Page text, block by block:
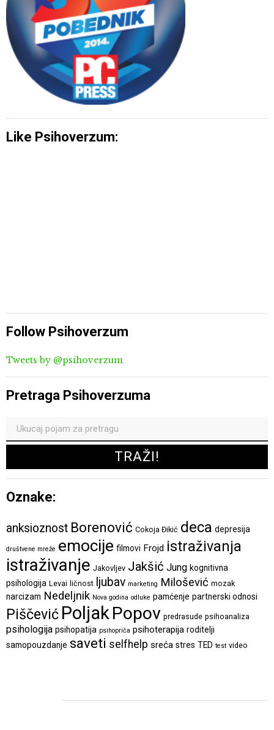
Like Psihoverzum:
Follow Psihoverzum
Tweets by @psihoverzum
Pretraga Psihoverzuma
Oznake:
anksioznost Borenović Cokoja Đikić deca depresija
društvene mreže emocije filmovi Frojd istraživanja
istraživanje Jakovljev Jakšić Jung kognitivna
psihologija Levai ličnost ljubav marketing Milošević mozak
narcizam Nedeljnik Nova godina odluke pamćenje partnerski odnosi
Piščević PoljakPopov predrasude psihoanaliza
psihologija psihopatija psihopriča psihoterapija roditelji
samopouzdanje saveti selfhelp sreća stres TED test video